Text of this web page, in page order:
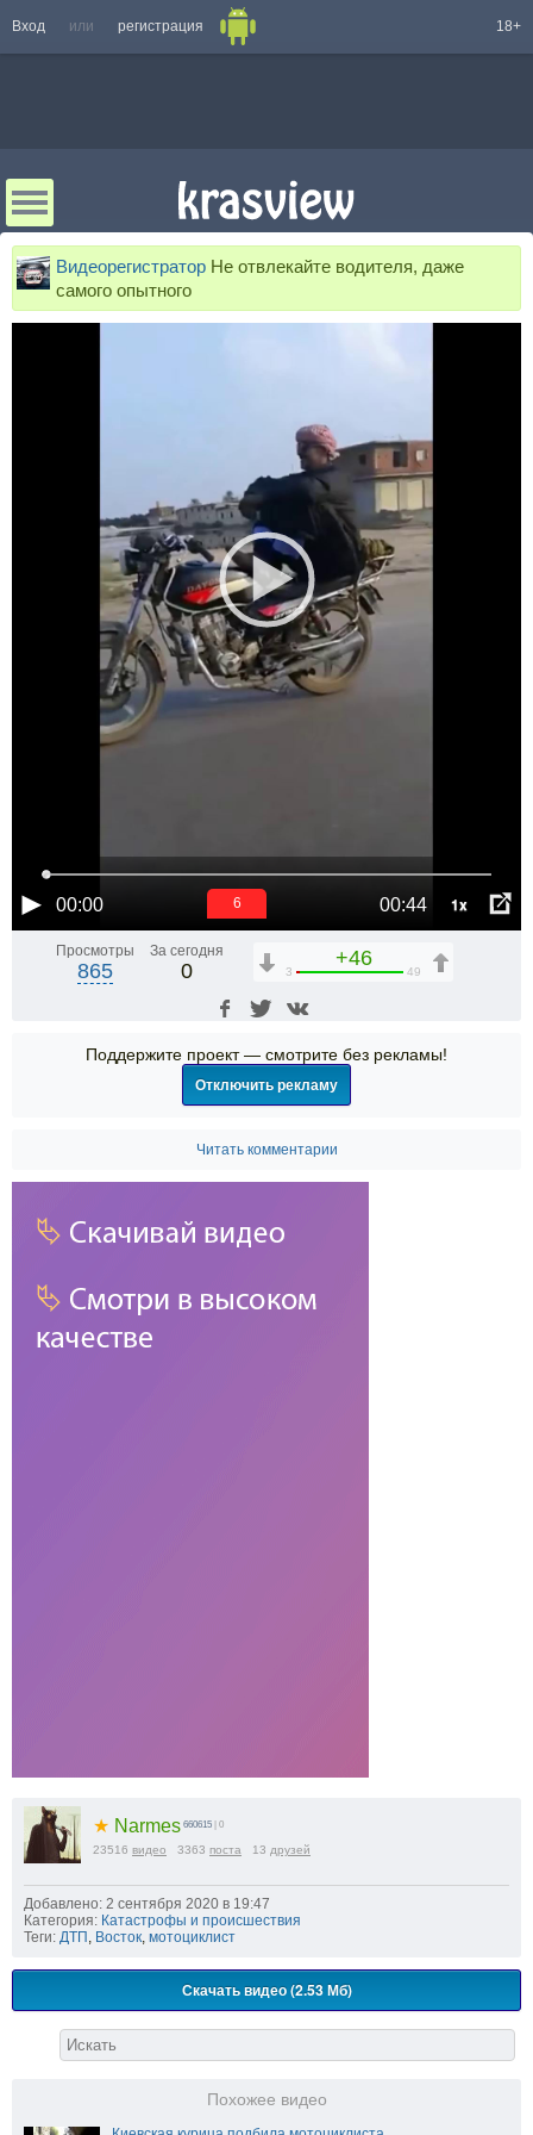
Вход или регистрация 18+
Видеорегистратор Не отвлекайте водителя, даже
самого опытного
00:00 00:44 1x
6
Просмотры
865
За сегодня
0
+46
3 49
Поддержите проект — смотрите без рекламы!
Отключить рекламу
Читать комментарии
★ Narmes 660615 | 0
23516 видео 3363 поста 13 друзей
Добавлено: 2 сентября 2020 в 19:47
Категория: Катастрофы и происшествия
Теги: ДТП Восток мотоциклист
Скачать видео (2.53 Мб)
Похожее видео